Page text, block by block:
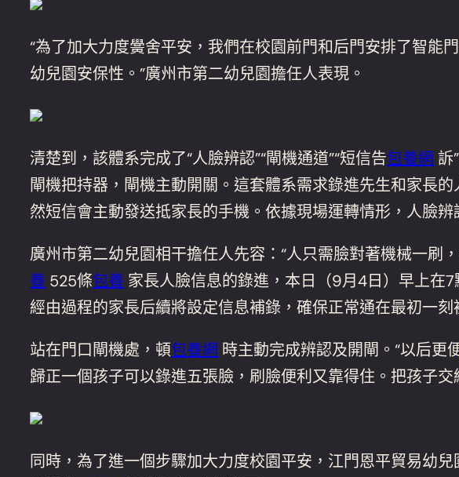
“為了加大力度黌舍平安，我們在校園前門和后門安排了智能
幼兒園安保性。”廣州市第二幼兒園擔任人表現。
清楚到，該體系完成了“人臉辨認”“閘機通道”“短信告包養網 訴
閘機把持器，閘機主動開關。這套體系需求錄進先生和家長
然短信會主動發送抵家長的手機。依據現場運轉情形，人臉辨
廣州市第二幼兒園相干擔任人先容：“人只需臉對著機械一刷
養 525條包養 家長人臉信息的錄進，本日（9月4日）早上在
經由過程的家長后續將設定信息補錄，確保正常通在最初一刻
站在門口閘機處，頓包養網 時主動完成辨認及開閘。“以后更
歸正一個孩子可以錄進五張臉，刷臉便利又靠得住。把孩子
同時，為了進一個步驟加大力度校園平安，江門恩平貿易幼